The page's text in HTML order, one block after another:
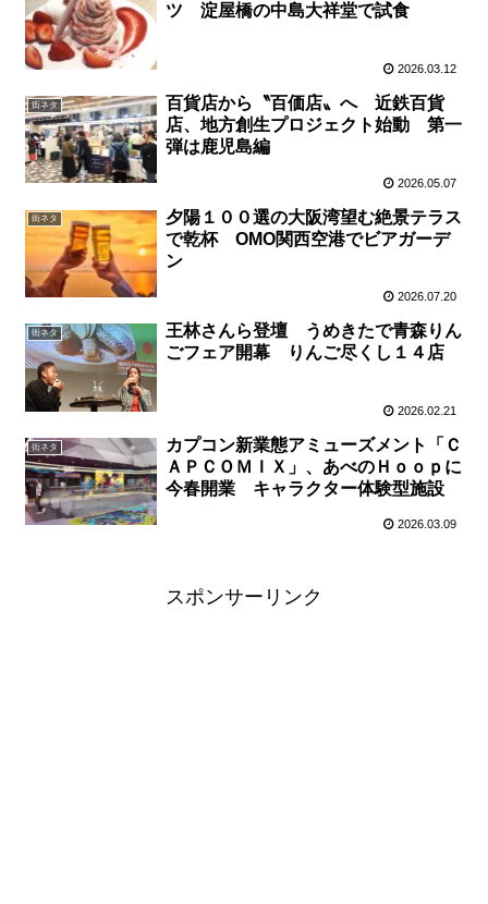
ツ 淀屋橋の中島大祥堂で試食
2026.03.12
街ネタ
百貨店から〝百価店〟へ 近鉄百貨
店、地方創生プロジェクト始動 第一
弾は鹿児島編
2026.05.07
街ネタ
夕陽１００選の大阪湾望む絶景テラス
で乾杯 OMO関西空港でビアガーデ
ン
2026.07.20
街ネタ
王林さんら登壇 うめきたで青森りん
ごフェア開幕 りんご尽くし１４店
2026.02.21
街ネタ
カプコン新業態アミューズメント「Ｃ
ＡＰＣＯＭＩＸ」、あべのＨｏｏｐに
今春開業 キャラクター体験型施設
2026.03.09
スポンサーリンク